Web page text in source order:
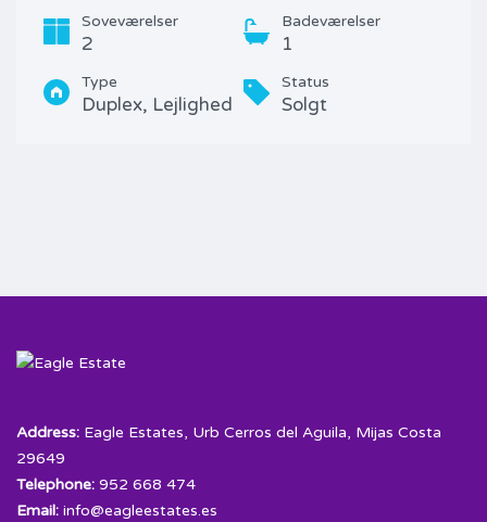
Soveværelser
2
Badeværelser
1
Type
Duplex, Lejlighed
Status
Solgt
Address: Eagle Estates, Urb Cerros del Aguila, Mijas Costa
29649
Telephone: 952 668 474
Email: info@eagleestates.es